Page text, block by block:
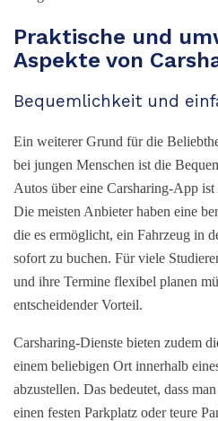
Praktische und
Aspekte von
Bequemlichkeit und
Ein weiterer Grund für die
bei jungen Menschen ist die
Autos über eine Carsharing-App
Die meisten Anbieter haben eine
die es ermöglicht, ein Fahrzeug in
sofort zu buchen. Für viele
und ihre Termine flexibel planen
entscheidender Vorteil.
Carsharing-Dienste bieten zudem
einem beliebigen Ort innerhalb
abzustellen. Das bedeutet, dass
einen festen Parkplatz oder teure